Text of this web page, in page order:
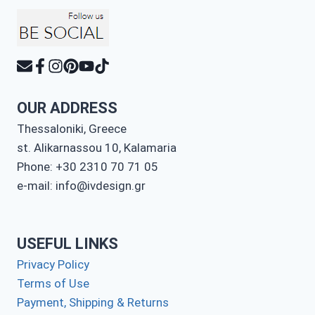
OUR ADDRESS
Thessaloniki, Greece
st. Alikarnassou 10, Kalamaria
Phone: +30 2310 70 71 05
e-mail: info@ivdesign.gr
USEFUL LINKS
Privacy Policy
Terms of Use
Payment, Shipping & Returns